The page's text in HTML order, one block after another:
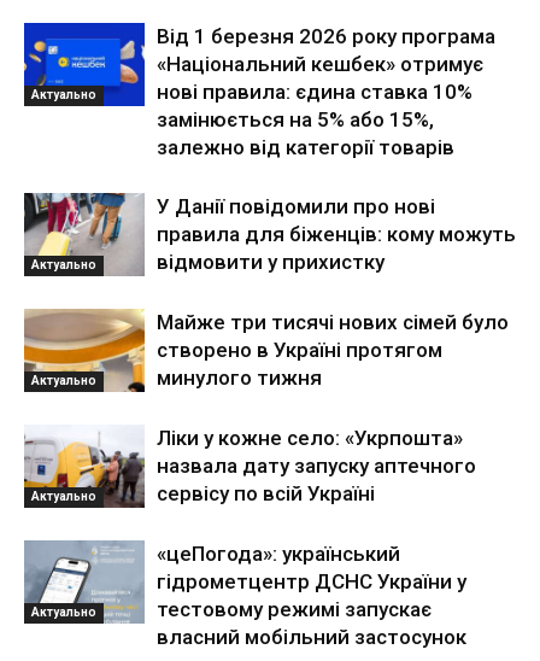
Актуально
Від 1 березня 2026 року програма
«Національний кешбек» отримує
нові правила: єдина ставка 10%
замінюється на 5% або 15%,
залежно від категорії товарів
Актуально
У Данії повідомили про нові
правила для біженців: кому можуть
відмовити у прихистку
Актуально
Майже три тисячі нових сімей було
створено в Україні протягом
минулого тижня
Актуально
Ліки у кожне село: «Укрпошта»
назвала дату запуску аптечного
сервісу по всій Україні
Актуально
«цеПогода»: український
гідрометцентр ДСНС України у
тестовому режимі запускає
власний мобільний застосунок